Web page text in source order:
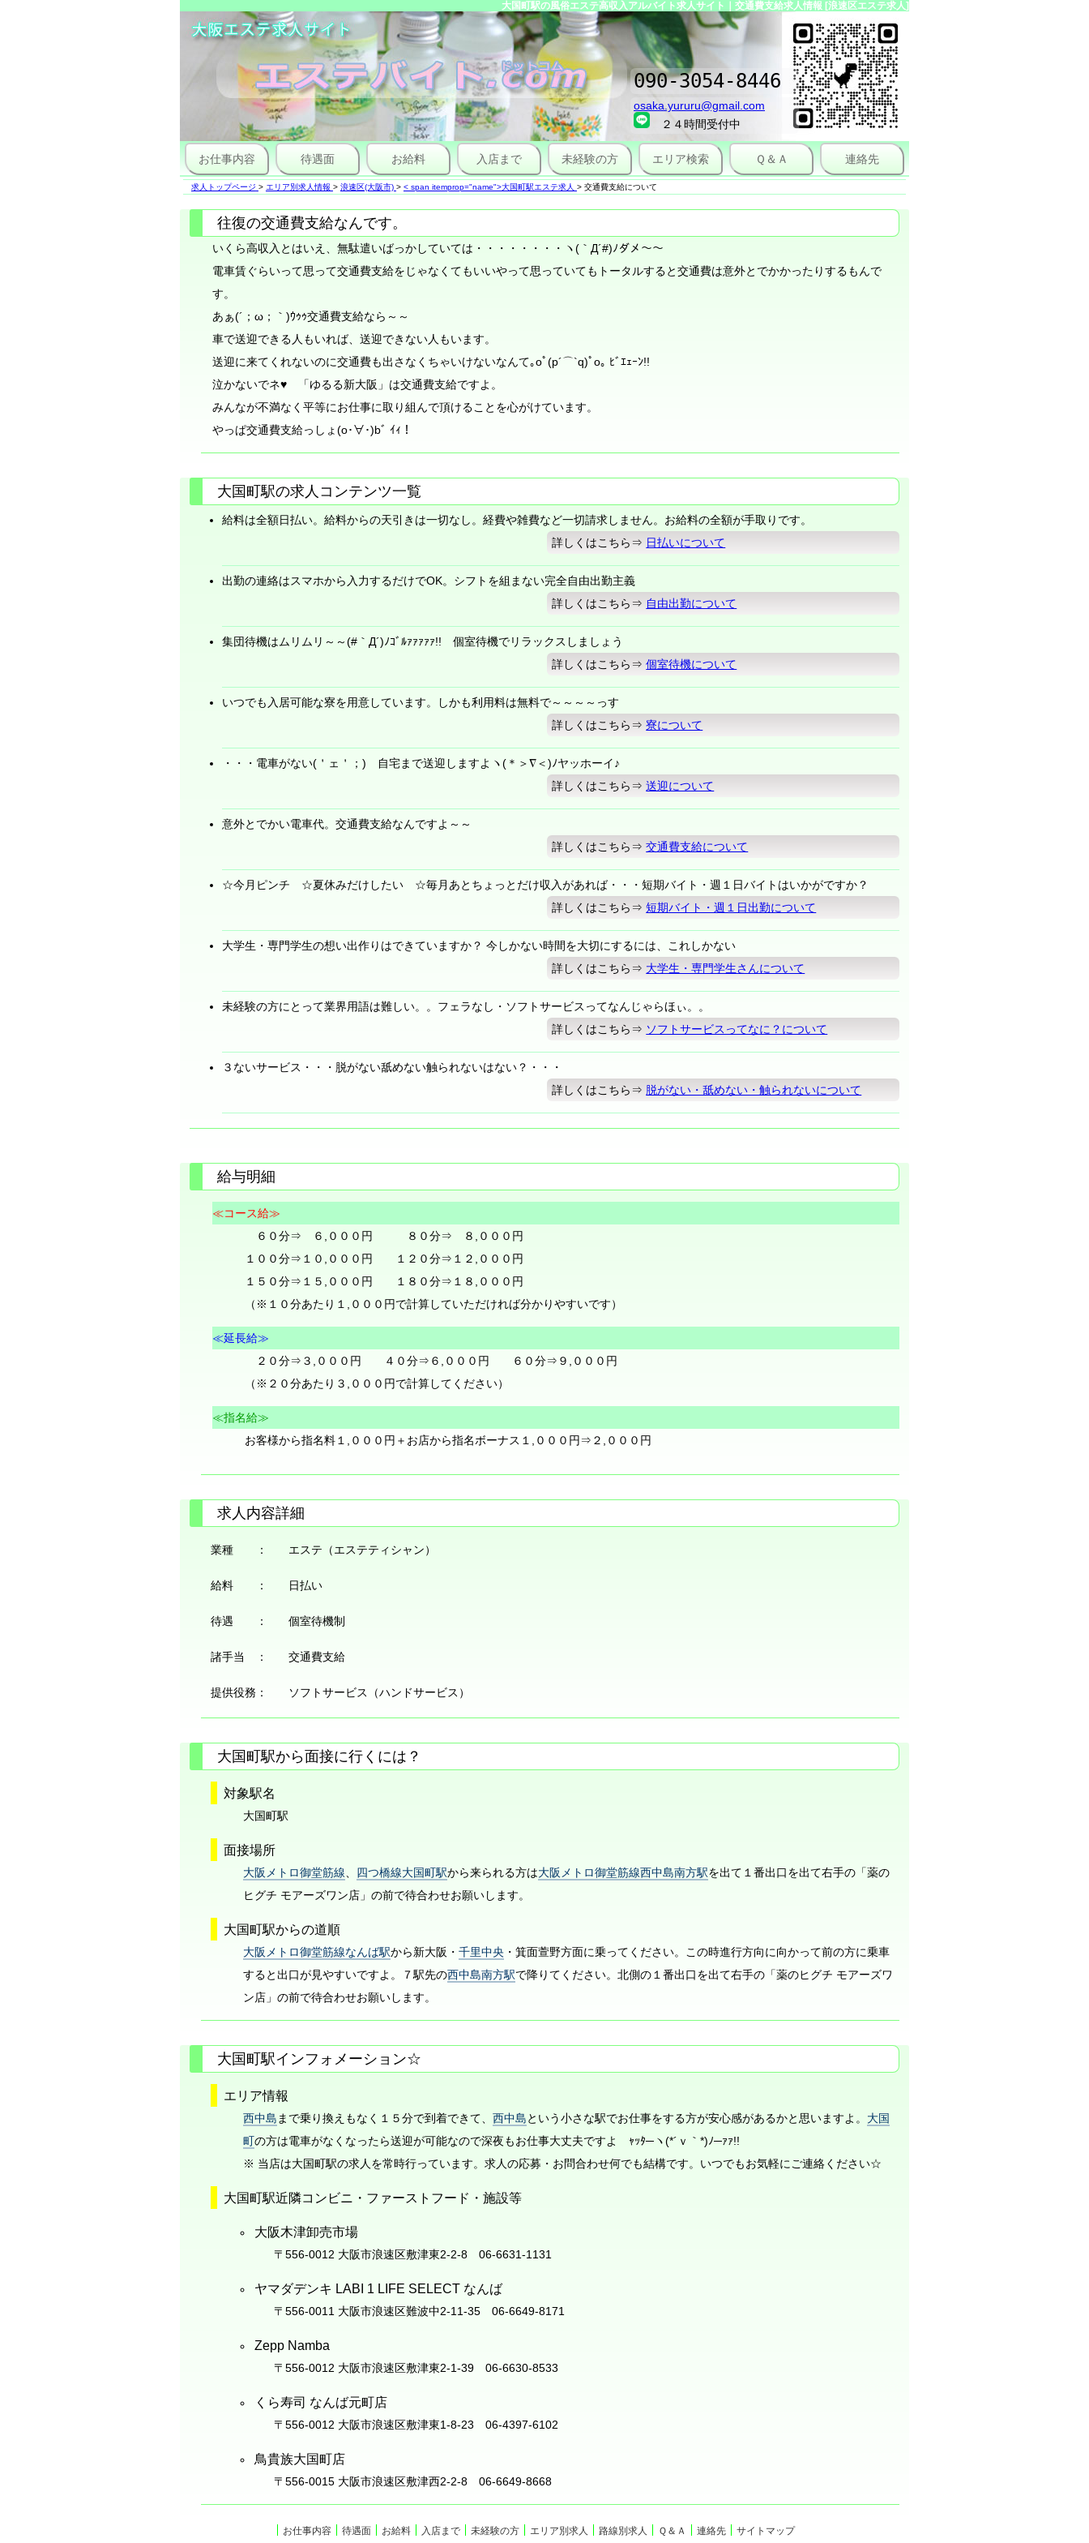
大国町駅の風俗エステ高収入アルバイト求人サイト｜交通費支給求人情報 [浪速区エステ求人]
090-3054-8446
osaka.yururu@gmail.com
２４時間受付中
お仕事内容 待遇面 お給料 入店まで 未経験の方 エリア検索 Ｑ＆Ａ 連絡先
求人トップページ > エリア別求人情報 > 浪速区(大阪市) > < span itemprop="name">大国町駅エステ求人 > 交通費支給について
往復の交通費支給なんです。
いくら高収入とはいえ、無駄遣いばっかしていては・・・・・・・・ヽ(｀Д´#)ﾉダメ～～
電車賃ぐらいって思って交通費支給をじゃなくてもいいやって思っていてもトータルすると交通費は意外とでかかったりするもんで
す。
あぁ(´；ω；｀)ｳｩｩ交通費支給なら～～
車で送迎できる人もいれば、送迎できない人もいます。
送迎に来てくれないのに交通費も出さなくちゃいけないなんて｡oﾟ(p´⌒`q)ﾟo｡ ﾋﾞｴｪｰﾝ!!
泣かないでネ♥ 「ゆるる新大阪」は交通費支給ですよ。
みんなが不満なく平等にお仕事に取り組んで頂けることを心がけています。
やっぱ交通費支給っしょ(o･∀･)bﾞ ｲｨ！
大国町駅の求人コンテンツ一覧
給料は全額日払い。給料からの天引きは一切なし。経費や雑費など一切請求しません。お給料の全額が手取りです。
詳しくはこちら⇒ 日払いについて
出勤の連絡はスマホから入力するだけでOK。シフトを組まない完全自由出勤主義
詳しくはこちら⇒ 自由出勤について
集団待機はムリムリ～～(#｀Д´)ﾉｺﾞﾙｧｧｧｧｧ!! 個室待機でリラックスしましょう
詳しくはこちら⇒個室待機について
いつでも入居可能な寮を用意しています。しかも利用料は無料で～～～～っす
詳しくはこちら⇒寮について
・・・電車がない(＇ェ＇；) 自宅まで送迎しますよヽ(＊＞∇＜)ﾉヤッホーイ♪
詳しくはこちら⇒送迎について
意外とでかい電車代。交通費支給なんですよ～～
詳しくはこちら⇒交通費支給について
☆今月ピンチ ☆夏休みだけしたい ☆毎月あとちょっとだけ収入があれば・・・短期バイト・週１日バイトはいかがですか？
詳しくはこちら⇒短期バイト・週１日出勤について
大学生・専門学生の想い出作りはできていますか？ 今しかない時間を大切にするには、これしかない
詳しくはこちら⇒ 大学生・専門学生さんについて
未経験の方にとって業界用語は難しい。。フェラなし・ソフトサービスってなんじゃらほぃ。。
詳しくはこちら⇒ ソフトサービスってなに？について
３ないサービス・・・脱がない舐めない触られないはない？・・・
詳しくはこちら⇒ 脱がない・舐めない・触られないについて
給与明細
≪コース給≫
６０分⇒ ６,０００円 ８０分⇒ ８,０００円
１００分⇒１０,０００円 １２０分⇒１２,０００円
１５０分⇒１５,０００円 １８０分⇒１８,０００円
（※１０分あたり１,０００円で計算していただければ分かりやすいです）
≪延長給≫
２０分⇒３,０００円 ４０分⇒６,０００円 ６０分⇒９,０００円
（※２０分あたり３,０００円で計算してください）
≪指名給≫
お客様から指名料１,０００円＋お店から指名ボーナス１,０００円⇒２,０００円
求人内容詳細
業種 ： エステ（エステティシャン）
給料 ： 日払い
待遇 ： 個室待機制
諸手当 ： 交通費支給
提供役務： ソフトサービス（ハンドサービス）
大国町駅から面接に行くには？
対象駅名
大国町駅
面接場所
大阪メトロ御堂筋線 四つ橋線大国町駅から来られる方は大阪メトロ御堂筋線西中島南方駅を出て１番出口を出て右手の「薬の
ヒグチ モアーズワン店」の前で待合わせお願いします。
大国町駅からの道順
大阪メトロ御堂筋線なんば駅から新大阪・ 千里中央 ・箕面萱野方面に乗ってください。この時進行方向に向かって前の方に乗車
すると出口が見やすいですよ。７駅先の西中島南方駅で降りてください。北側の１番出口を出て右手の「薬のヒグチ モアーズワ
ン店」の前で待合わせお願いします。
大国町駅インフォメーション☆
エリア情報
西中島 まで乗り換えもなく１５分で到着できて、 西中島という小さな駅でお仕事をする方が安心感があるかと思いますよ。 大国
町の方は電車がなくなったら送迎が可能なので深夜もお仕事大丈夫ですよ ｬｯﾀ─ヽ(*´ｖ｀*)ﾉ─ｧｧ!!
※ 当店は大国町駅の求人を常時行っています。求人の応募・お問合わせ何でも結構です。いつでもお気軽にご連絡ください☆
大国町駅近隣コンビニ・ファーストフード・施設等
大阪木津卸売市場
〒556-0012 大阪市浪速区敷津東2-2-8 06-6631-1131
ヤマダデンキ LABI 1 LIFE SELECT なんば
〒556-0011 大阪市浪速区難波中2-11-35 06-6649-8171
Zepp Namba
〒556-0012 大阪市浪速区敷津東2-1-39 06-6630-8533
くら寿司 なんば元町店
〒556-0012 大阪市浪速区敷津東1-8-23 06-4397-6102
鳥貴族大国町店
〒556-0015 大阪市浪速区敷津西2-2-8 06-6649-8668
お仕事内容 待遇面 お給料 入店まで 未経験の方 エリア別求人 路線別求人 Ｑ＆Ａ 連絡先 サイトマップ